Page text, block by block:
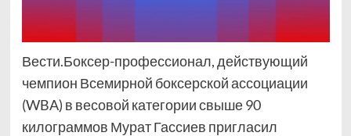
Вести.Боксер-профессионал, действующий
чемпион Всемирной боксерской ассоциации
(WBA) в весовой категории свыше 90
килограммов Мурат Гассиев пригласил